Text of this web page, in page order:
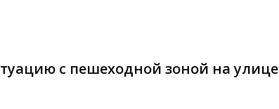
с пешеходной зоной на улице